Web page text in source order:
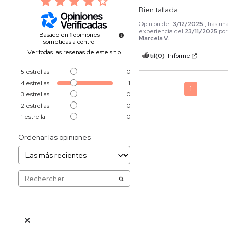
Basado en1 opiniones
sometidas a control
Ver todas las reseñas de este sitio
5 estrellas
0
4 estrellas
1
3 estrellas
0
2 estrellas
0
1 estrella 0
Ordenar las opiniones
Bien tallada
Opinión del3/12/2025 , tras
experiencia del 23/11/2025 por
Marcela V.
Útil(0) Informe
1